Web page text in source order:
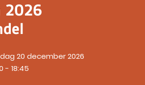
2026
20 december 2026
- 18:45